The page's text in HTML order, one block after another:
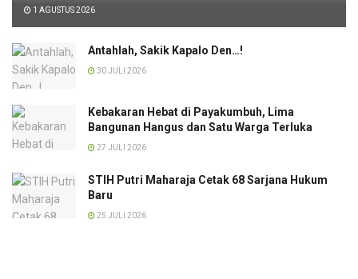
1 AGUSTUS 2026
Antahlah, Sakik Kapalo Den…!
30 JULI 2026
Kebakaran Hebat di Payakumbuh, Lima
Bangunan Hangus dan Satu Warga Terluka
27 JULI 2026
STIH Putri Maharaja Cetak 68 Sarjana Hukum
Baru
25 JULI 2026